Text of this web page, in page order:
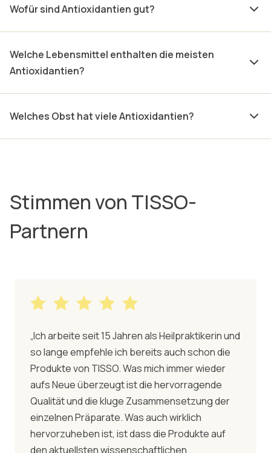
Wofür sind Antioxidantien gut?
Welche Lebensmittel enthalten die meisten
Antioxidantien?
Welches Obst hat viele Antioxidantien?
Stimmen von TISSO-
Partnern
„Ich arbeite seit 15 Jahren als Heilpraktikerin und
so lange empfehle ich bereits auch schon die
Produkte von TISSO. Was mich immer wieder
aufs Neue überzeugt ist die hervorragende
Qualität und die kluge Zusammensetzung der
einzelnen Präparate. Was auch wirklich
hervorzuheben ist, ist dass die Produkte auf
den aktuellsten wissenschaftlichen